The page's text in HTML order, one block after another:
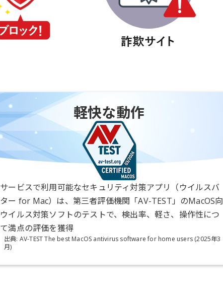
軽快な動作
ービスで利用可能なセキュリティ対策アプリ（ウイルスバ
ー for Mac）は、第三者評価機関「AV-TEST」のMacOS向
イルス対策ソフトのテストで、検出率、軽さ、操作性につ
満点の評価を獲得
出典: AV-TEST The best MacOS antivirus software for home users (2025年3
月)